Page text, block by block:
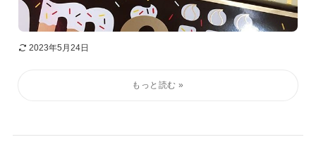
2023年5月24日